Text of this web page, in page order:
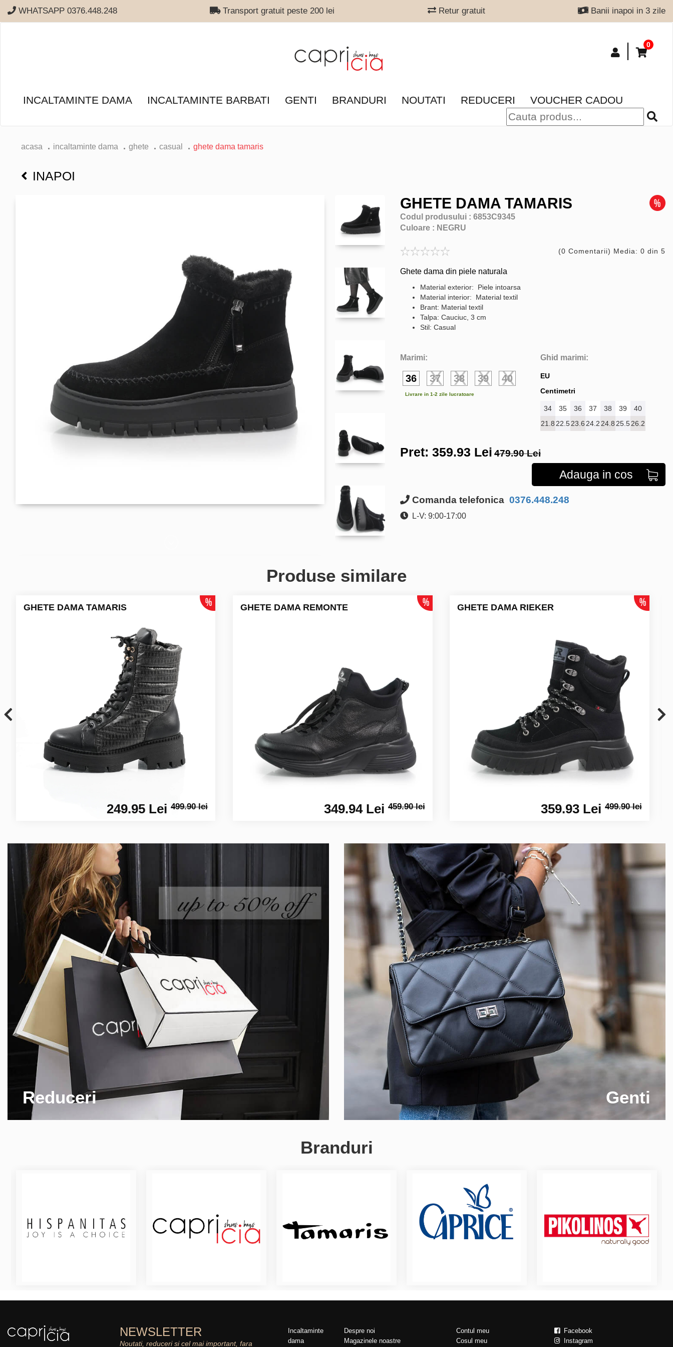
WHATSAPP 0376.448.248 Transport gratuit peste 200 lei Retur gratuit Banii inapoi in 3 zile
0
INCALTAMINTE DAMA INCALTAMINTE BARBATI GENTI BRANDURI NOUTATI REDUCERI VOUCHER CADOU
acasa incaltaminte dama ghete casual ghete dama tamaris
INAPOI
GHETE DAMA TAMARIS
Codul produsului : 6853C9345
Culoare : NEGRU
(0 Comentarii) Media: 0 din 5
Ghete dama din piele naturala
Material exterior: Piele intoarsa
Material interior: Material textil
Brant: Material textil
Talpa: Cauciuc, 3 cm
Stil: Casual
Marimi:
36 37 38 39 40
Livrare in 1-2 zile lucratoare
Ghid marimi:
EU
Centimetri
34 35 36 37 38 39
40
21.8 22.523.6 24.2 24.8 25.526.2
Pret: 359.93 Lei 479.90 Lei
Adauga in cos
Comanda telefonica 0376.448.248
L-V: 9:00-17:00
Produse similare
GHETE DAMA TAMARIS
249.95 Lei499.90 lei
GHETE DAMA REMONTE
349.94 Lei459.90 lei
GHETE DAMA RIEKER
359.93 Lei499.90 lei
Reduceri Genti
Branduri
NEWSLETTER
Noutati, reduceri si cel mai important, fara
Incaltaminte
dama
Despre noi
Magazinele noastre
Contul meu
Cosul meu
Facebook
Instagram